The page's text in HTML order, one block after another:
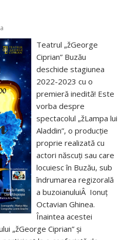
Teatrul „žGeorge
Ciprian” Buzău
deschide stagiunea
2022-2023 cu o
premieră inedită! Este
vorba despre
spectacolul „žLampa lui
Aladdin”, o producție
proprie realizată cu
actori născuți sau care
locuiesc în Buzău, sub
îndrumarea regizorală
a buzoianuluiÂ Ionuț
Octavian Ghinea.
Înaintea acestei
„žGeorge Ciprian” și